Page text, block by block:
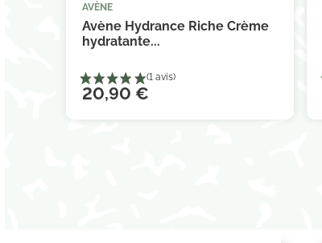
AVÈNE
Avène Hydrance Riche Crème
hydratante...
20,90 €